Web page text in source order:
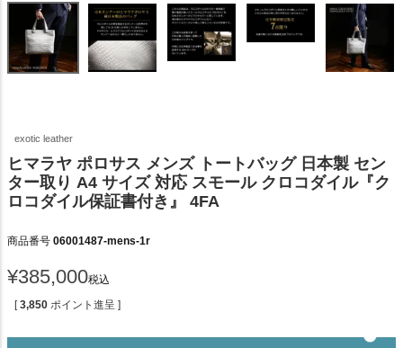
exotic leather
ヒマラヤ ポロサス メンズ トートバッグ 日本製 セン
ター取り A4 サイズ 対応 スモール クロコダイル『ク
ロコダイル保証書付き』 4FA
商品番号 06001487-mens-1r
¥385,000税込
[ 3,850 ポイント進呈 ]